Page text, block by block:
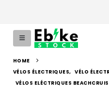
HOME
VÉLOS ÉLECTRIQUES, VÉLO
VÉLOS ELÉCTRIQUES